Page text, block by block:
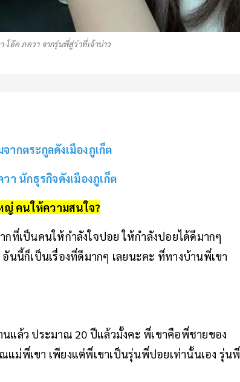
โอ๊ค ภควา จากรุ่นพี่สู่ว่าที่เจ้าบ่าว
กตระกูลดังเมืองภูเก็ต
า นักธุรกิจดังเมืองภูเก็ต
ญ่ คนให้ความสนใจ?
กที่เป็นคนให้กำลังใจปอย ให้กำลังปอยได้ดีมากๆ
นนี้ก็เป็นเรื่องที่ดีมากๆ เลยนะคะ ที่ทางบ้านพี่เขา
แล้ว ประมาณ 20 ปีแล้วมั้งคะ พี่เขาคือพี่ชายของ
พี่เขา เพียงแต่พี่เขาเป็นรุ่นพี่ปอยเท่านั้นเอง รุ่นพี่